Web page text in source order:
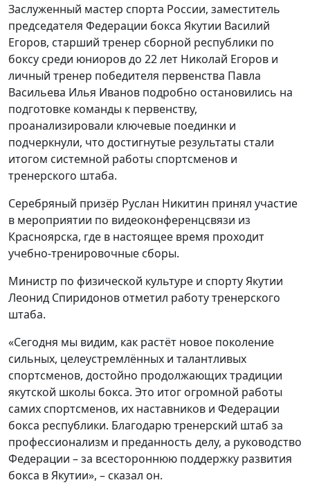
Заслуженный мастер спорта России, заместитель
председателя Федерации бокса Якутии Василий
Егоров, старший тренер сборной республики по
боксу среди юниоров до 22 лет Николай Егоров и
личный тренер победителя первенства Павла
Васильева Илья Иванов подробно остановились на
подготовке команды к первенству,
проанализировали ключевые поединки и
подчеркнули, что достигнутые результаты стали
итогом системной работы спортсменов и
тренерского штаба.
Серебряный призёр Руслан Никитин принял участие
в мероприятии по видеоконференцсвязи из
Красноярска, где в настоящее время проходит
учебно-тренировочные сборы.
Министр по физической культуре и спорту Якутии
Леонид Спиридонов отметил работу тренерского
штаба.
«Сегодня мы видим, как растёт новое поколение
сильных, целеустремлённых и талантливых
спортсменов, достойно продолжающих традиции
якутской школы бокса. Это итог огромной работы
самих спортсменов, их наставников и Федерации
бокса республики. Благодарю тренерский штаб за
профессионализм и преданность делу, а руководство
Федерации – за всестороннюю поддержку развития
бокса в Якутии», – сказал он.